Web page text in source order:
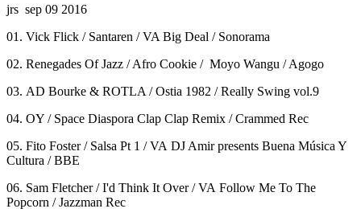
jrs sep 09 2016
01. Vick Flick / Santaren / VA Big Deal / Sonorama
02. Renegades Of Jazz / Afro Cookie / Moyo Wangu / Agogo
03. AD Bourke & ROTLA / Ostia 1982 / Really Swing vol.9
04. OY / Space Diaspora Clap Clap Remix / Crammed Rec
05. Fito Foster / Salsa Pt 1 / VA DJ Amir presents Buena Música Y
Cultura / BBE
06. Sam Fletcher / I'd Think It Over / VA Follow Me To The
Popcorn / Jazzman Rec